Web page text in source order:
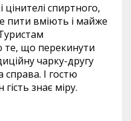
спиртного,
пити вміють і майже
те, що перекинути
чарку-другу
справа. І гостю
знає міру.